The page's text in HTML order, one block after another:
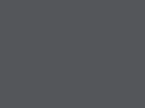
Drittanbietern
Werbung anzuzeigen.